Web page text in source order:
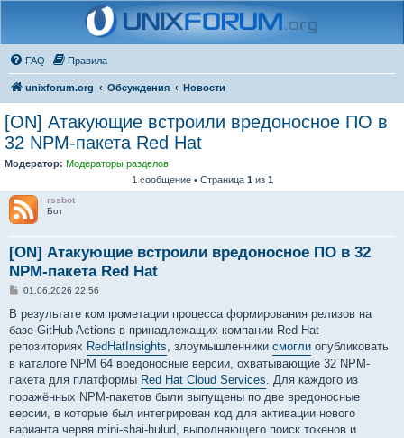
FAQ Правила
unixforum.org Обсуждения Новости
[ON] Атакующие встроили вредоносное ПО в
32 NPM-пакета Red Hat
Модератор: Модераторы разделов
1 сообщение • Страница 1 из 1
rssbot
Бот
[ON] Атакующие встроили вредоносное ПО в 32
NPM-пакета Red Hat
С
о
б
щ
е
и
е
01.06.2026 22:56
В результате компрометации процесса формирования релизов на
базе GitHub Actions в принадлежащих компании Red Hat
репозиториях RedHatInsights, злоумышленники смогли опубликовать
в каталоге NPM 64 вредоносные версии, охватывающие 32 NPM-
пакета для платформы Red Hat Cloud Services. Для каждого из
поражённых NPM-пакетов были выпущены по две вредоносные
версии, в которые был интегрирован код для активации нового
варианта червя mini-shai-hulud, выполняющего поиск токенов и